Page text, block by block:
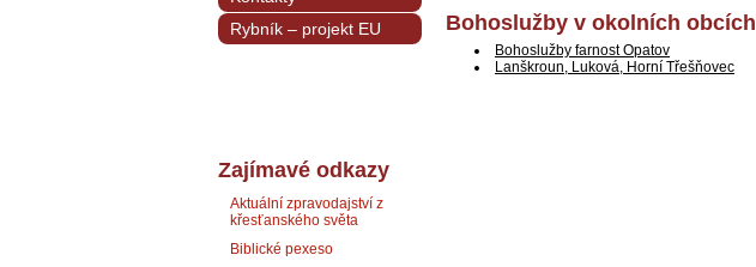
Bohoslužby v okolních obcích
Bohoslužby farnost Opatov
Lanškroun, Luková, Horní Třešňovec
Rybník – projekt EU
Zajímavé odkazy
Aktuální zpravodajství z
křesťanského světa
Biblické pexeso